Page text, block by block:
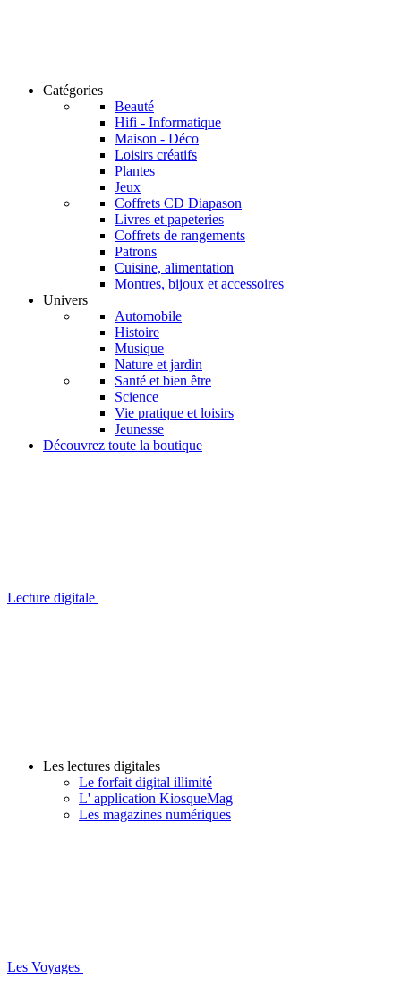
Catégories
Beauté
Hifi - Informatique
Maison - Déco
Loisirs créatifs
Plantes
Jeux
Coffrets CD Diapason
Livres et papeteries
Coffrets de rangements
Patrons
Cuisine, alimentation
Montres, bijoux et accessoires
Univers
Automobile
Histoire
Musique
Nature et jardin
Santé et bien être
Science
Vie pratique et loisirs
Jeunesse
Découvrez toute la boutique
Lecture digitale
Les lectures digitales
Le forfait digital illimité
L' application KiosqueMag
Les magazines numériques
Les Voyages